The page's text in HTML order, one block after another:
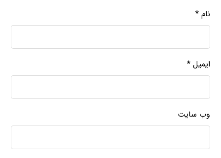
نام*
ایمیل*
وب‌ سایت